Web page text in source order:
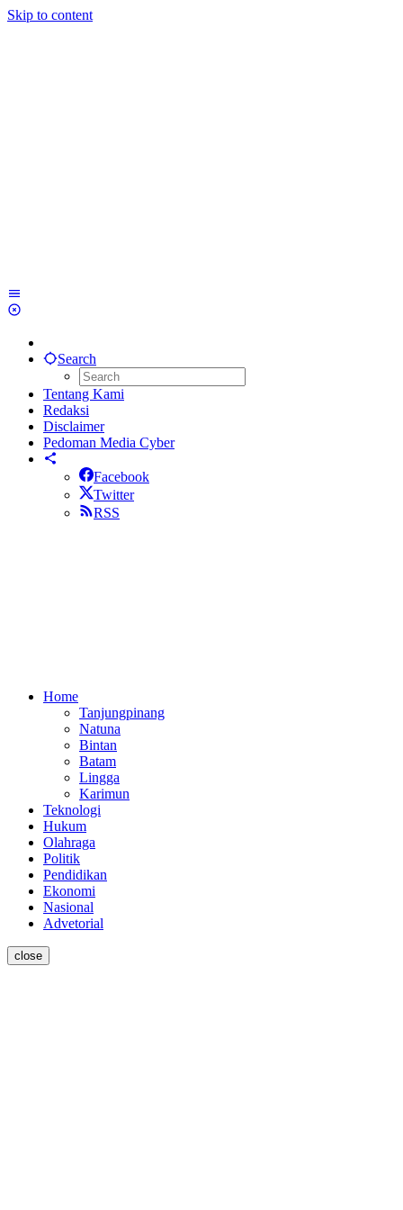
Skip to content
Search
Tentang Kami
Redaksi
Disclaimer
Pedoman Media Cyber
Facebook
Twitter
RSS
Home
Tanjungpinang
Natuna
Bintan
Batam
Lingga
Karimun
Teknologi
Hukum
Olahraga
Politik
Pendidikan
Ekonomi
Nasional
Advetorial
close